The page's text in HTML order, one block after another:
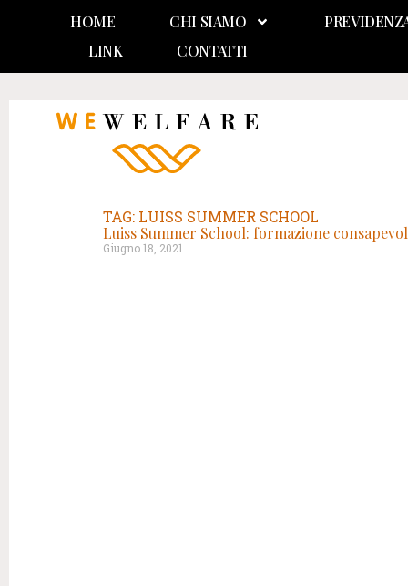
HOME CHI SIAMO
LINK
CONTATTI
TAG: LUISS SUMMER SCHOOL
Luiss Summer School: formazione
Giugno 18, 2021